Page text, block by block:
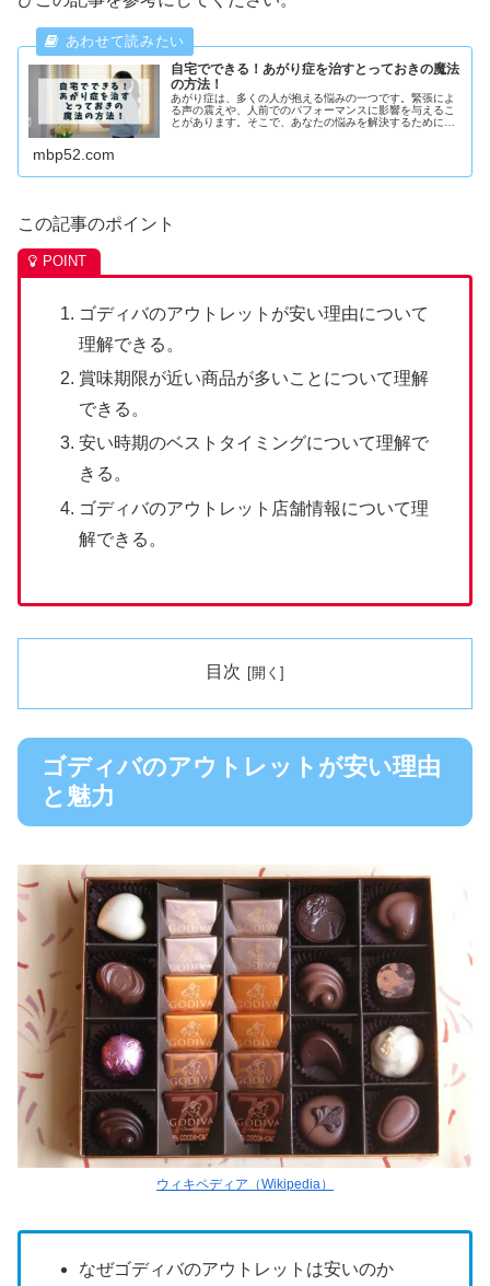
自宅でできる！あがり症を治すとっておきの魔法
の方法！
あがり症は、多くの人が抱える悩みの一つです。緊張によ
る声の震えや、人前でのパフォーマンスに影響を与えるこ
とがあります。そこで、あなたの悩みを解決するために、
mbp52.com
この記事のポイント
ゴディバのアウトレットが安い理由について
理解できる。
賞味期限が近い商品が多いことについて理解
できる。
安い時期のベストタイミングについて理解で
きる。
ゴディバのアウトレット店舗情報について理
解できる。
目次
ゴディバのアウトレットが安い理由
と魅力
ウィキペディア（Wikipedia）
なぜゴディバのアウトレットは安いのか